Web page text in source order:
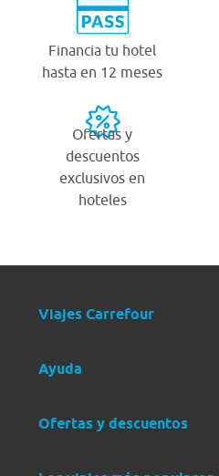
Financia tu hotel
hasta en 12 meses
Ofertas y
descuentos
exclusivos en
hoteles
Viajes Carrefour
Ayuda
Ofertas y descuentos